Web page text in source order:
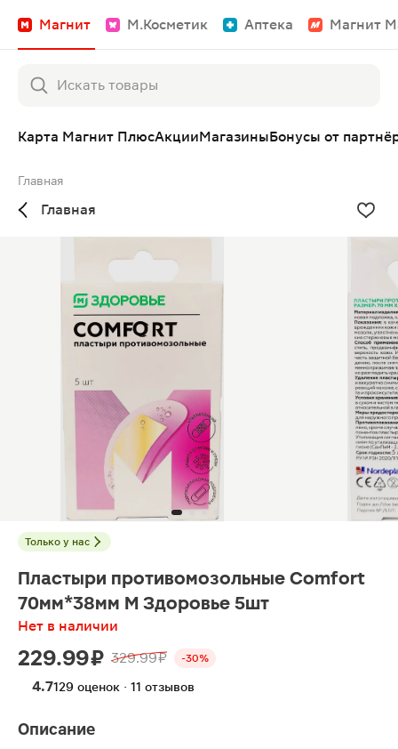
Магнит М.Косметик Аптека Магнит
Карта Магнит ПлюсАкцииМагазиныБонусы от
Главная
Главная
Только у нас
Пластыри противомозольные Comfort
70мм*38мм М Здоровье 5шт
Нет в наличии
229.99 ₽ 329.99 ₽ -30%
4.7129 оценок · 11 отзывов
Описание